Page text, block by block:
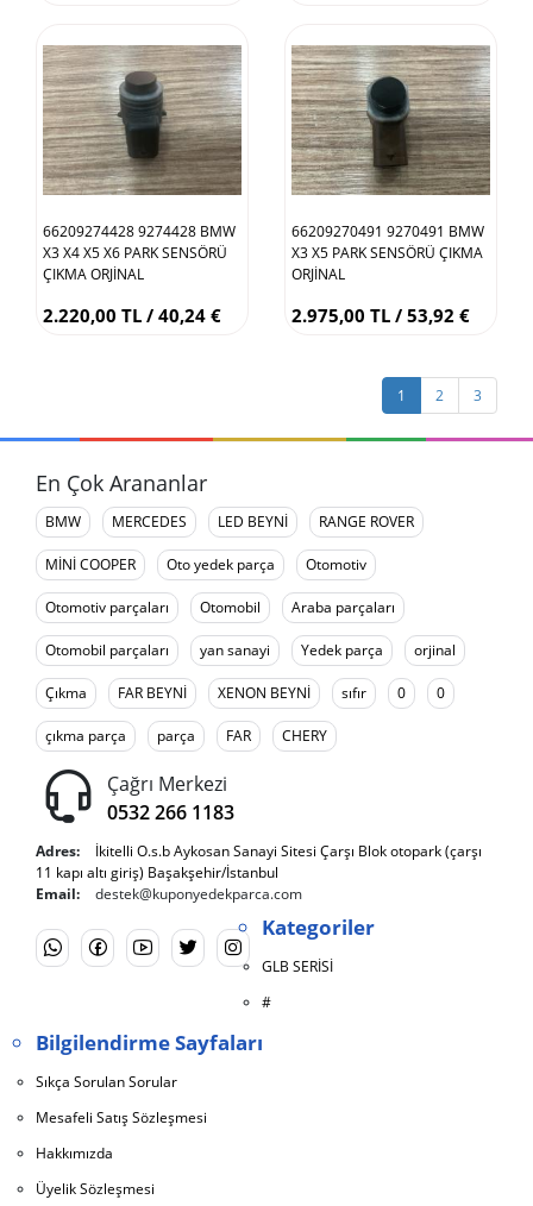
66209274428 9274428 BMW
X3 X4 X5 X6 PARK SENSÖRÜ
ÇIKMA ORJİNAL
2.220,00 TL / 40,24 €
66209270491 9270491 BMW
X3 X5 PARK SENSÖRÜ ÇIKMA
ORJİNAL
2.975,00 TL / 53,92 €
1 2 3
En Çok Arananlar
BMW MERCEDES LED BEYNİ RANGE ROVER
MİNİ COOPER Oto yedek parça Otomotiv
Otomotiv parçaları Otomobil Araba parçaları
Otomobil parçaları yan sanayi Yedek parça orjinal
Çıkma FAR BEYNİ XENON BEYNİ sıfır 0 0
çıkma parça parça FAR CHERY
Çağrı Merkezi
0532 266 1183
Adres:
İkitelli O.s.b Aykosan Sanayi Sitesi Çarşı Blok otopark (çarşı
11 kapı altı giriş) Başakşehir/İstanbul
Email:
destek@kuponyedekparca.com
Kategoriler
GLB SERİSİ
#
Bilgilendirme Sayfaları
Sıkça Sorulan Sorular
Mesafeli Satış Sözleşmesi
Hakkımızda
Üyelik Sözleşmesi